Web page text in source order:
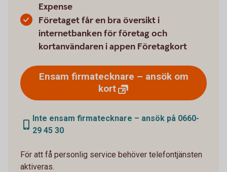
Expense
Företaget får en bra översikt i
internetbanken för företag och
kortanvändaren i appen Företagkort
Ensam firmatecknare – ansök om
kort
Inte ensam firmatecknare – ansök på 0660-
29 45 30
För att få personlig service behöver telefontjänsten
aktiveras.